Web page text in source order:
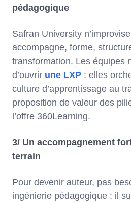
pédagogique
Safran University
accompagne, forme,
transformation. Les équipes
d’ouvrir une LXP : elles
culture d’apprentissage au
proposition de valeur des
l’offre 360Learning.
3/ Un accompagnement
terrain
Pour devenir auteur, pas
ingénierie pédagogique : il